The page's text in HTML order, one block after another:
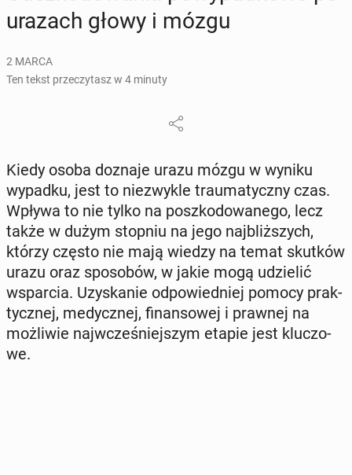
urazach głowy i mózgu
2 MARCA
Ten tekst przeczytasz w 4 minuty
Kiedy osoba doznaje urazu mózgu w wyniku
wypadku, jest to nie­zwy­kle trau­ma­tycz­ny czas.
Wpływa to nie tylko na po­szko­do­wa­ne­go, lecz
także w dużym stopniu na jego naj­bliż­szych,
którzy często nie mają wiedzy na temat skutków
urazu oraz spo­so­bów, w jakie mogą udzie­lić
wspar­cia. Uzy­ska­nie od­po­wied­niej pomocy prak­
tycz­nej, me­dycz­nej, fi­nan­so­wej i prawnej na
moż­li­wie naj­wcze­śniej­szym etapie jest klu­czo­
we.